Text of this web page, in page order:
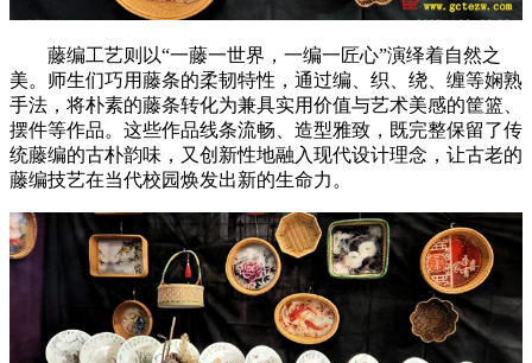
藤编工艺则以“一藤一世界，一编一匠心”演绎着自然之
美。师生们巧用藤条的柔韧特性，通过编、织、绕、缠等娴熟
手法，将朴素的藤条转化为兼具实用价值与艺术美感的筐篮、
摆件等作品。这些作品线条流畅、造型雅致，既完整保留了传
统藤编的古朴韵味，又创新性地融入现代设计理念，让古老的
藤编技艺在当代校园焕发出新的生命力。